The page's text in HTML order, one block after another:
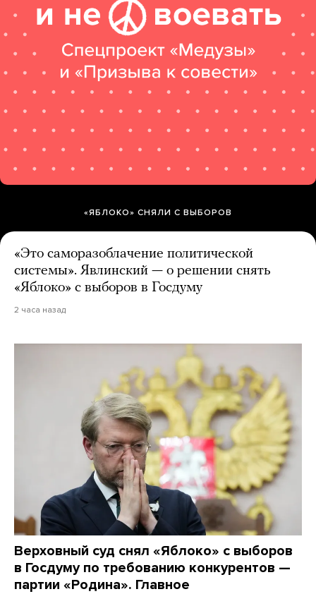
«ЯБЛОКО» СНЯЛИ С ВЫБОРОВ
«Это саморазоблачение политической
системы». Явлинский — о решении снять
«Яблоко» с выборов в Госдуму
2 часа назад
Верховный суд снял «Яблоко» с выборов
в Госдуму по требованию конкурентов —
партии «Родина». Главное